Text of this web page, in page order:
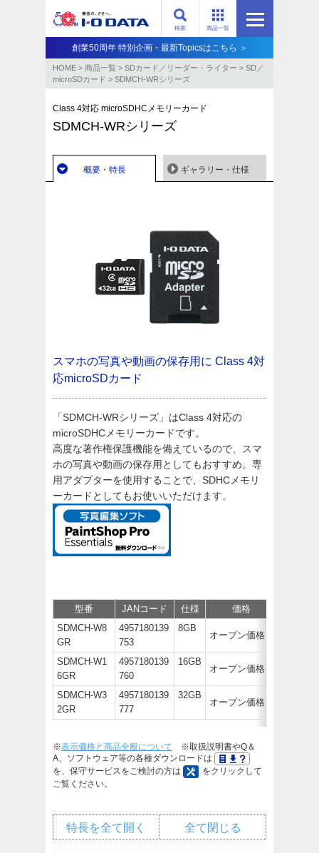
商品一覧
検索
創業50周年 特別企画・最新Topicsはこちら ＞
HOME > 商品一覧 > SDカード／リーダー・ライター > SD／
microSDカード > SDMCH-WRシリーズ
Class 4対応 microSDHCメモリーカード
SDMCH-WRシリーズ
概要・特長 ギャラリー・仕様
スマホの写真や動画の保存用に Class 4対
応microSDカード
「SDMCH-WRシリーズ」はClass 4対応の
microSDHCメモリーカードです。
高度な著作権保護機能を備えているので、スマ
ホの写真や動画の保存用としてもおすすめ。専
用アダプターを使用することで、SDHCメモリ
ーカードとしてもお使いいただけます。
型番 JANコード 仕様 価格
SDMCH-W8
GR
4957180139
753
8GB
オープン価格
SDMCH-W1
6GR
4957180139
760
16GB
オープン価格
SDMCH-W3
2GR
4957180139
777
32GB
オープン価格
※表示価格と商品全般について ※取扱説明書やQ＆
A、ソフトウェア等の各種ダウンロードは
を、保守サービスをご検討の方は
をクリックして
ご覧ください。
全て閉じる
特長を全て開く